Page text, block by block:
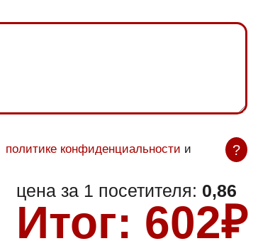
политике конфиденциальности и
?
цена за 1 посетителя: 0,86
Итог: 602₽